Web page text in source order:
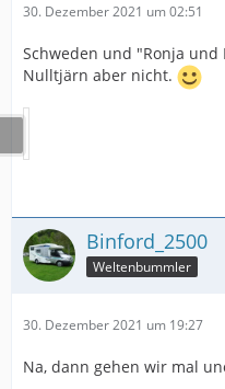
30. Dezember 2021 um 02:51
Schweden und "Ronja
Nulltjärn aber nicht.
Binford_2500
Weltenbummler
30. Dezember 2021 um 19:27
Na, dann gehen wir mal